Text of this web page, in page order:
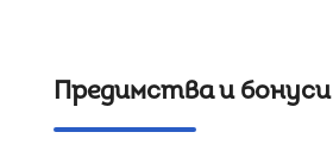
Предимства и бонуси